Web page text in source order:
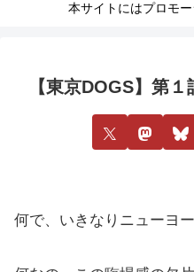
本サイトにはプロモ
【東京DOGS】第
何で、いきなりニューヨ